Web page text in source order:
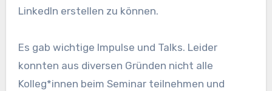
LinkedIn erstellen zu können.
Es gab wichtige Impulse und Talks. Leider
konnten aus diversen Gründen nicht alle
Kolleg*innen beim Seminar teilnehmen und